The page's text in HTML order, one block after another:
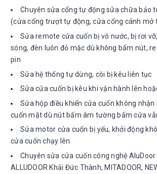
Chuyên sửa cổng tự động sửa chữa bảo
(cửa cổng trượt tự động, cửa cổng cánh mở
Sửa remote cửa cuốn bị vô nước, bị rơi
sóng, đèn luôn đỏ mặc dù không bấm nút,
pin
Sửa hệ thống tự dừng, còi bị kêu liên tục
Sửa cửa cuốn bị kêu khi vận hành lên
Sửa hộp điều khiển cửa cuốn không
cuốn mặt dù nút bấm âm tường bấm cửa
Sửa motor cửa cuốn bị yếu, khởi động
cửa cuốn chạy lên
Chuyên sửa cửa cuốn công nghệ
ALLUDOOR Khải Đức Thành, MITADOOR,